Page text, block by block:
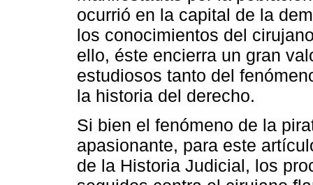
ocurrió en la capital de la
los conocimientos del
ello, éste encierra un gran
estudiosos tanto del
la historia del derecho.
Si bien el fenómeno de la
apasionante, para este
de la Historia Judicial, los